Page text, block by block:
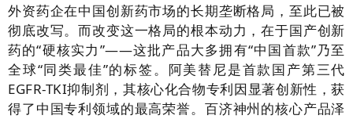
外资药企在中国创新药市场的长期垄断格局，至此已被
彻底改写。而改变这一格局的根本动力，在于国产创新
药的“硬核实力”——这批产品大多拥有“中国首款”乃至
全球“同类最佳”的标签。阿美替尼是首款国产第三代
EGFR-TKI抑制剂，其核心化合物专利因显著创新性，获
得了中国专利领域的最高荣誉。百济神州的核心产品泽